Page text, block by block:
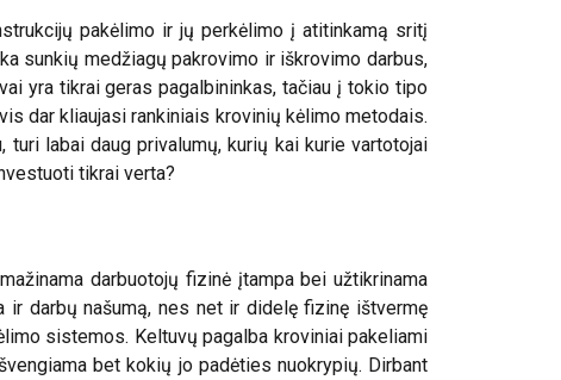
pakėlimo ir jų perkėlimo į atitinkamą sritį
sunkių medžiagų pakrovimo ir iškrovimo darbus,
yra tikrai geras pagalbininkas, tačiau į tokio tipo
dar kliaujasi rankiniais krovinių kėlimo metodais.
labai daug privalumų, kurių kai kurie vartotojai
tikrai verta?
darbuotojų fizinė įtampa bei užtikrinama
darbų našumą, nes net ir didelę fizinę ištvermę
sistemos. Keltuvų pagalba kroviniai pakeliami
bet kokių jo padėties nuokrypių. Dirbant